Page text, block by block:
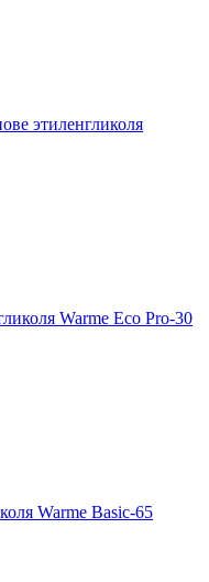
этиленгликоля
Warme Eco Pro-30
Warme Basic-65